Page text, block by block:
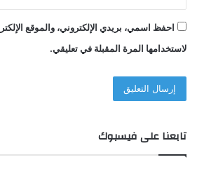
احفظ اسمي، بريدي الإلكتروني، والموقع
لاستخدامها المرة المقبلة في تعليقي.
تابعنا على فيسبوك